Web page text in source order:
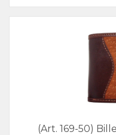
(Art. 169-50)